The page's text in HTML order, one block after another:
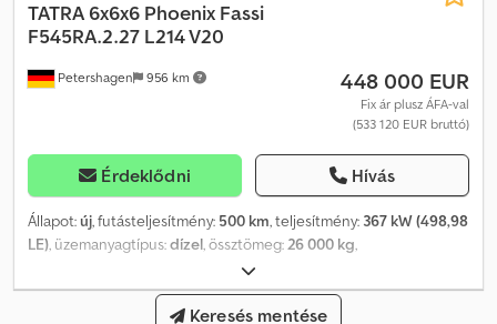
Woodcracker CS590 flexHead³ * Max. vágási átmérő: kb. 60 cm *
Volvo S40 csatlakozással További információkkal szívesen állunk
Petershagen 956 km
TATRA 6x6x6 Phoenix Fassi
F545RA.2.27 L214 V20
448 000 EUR
Fix ár plusz ÁFA-val
(533 120 EUR bruttó)
Érdeklődni Hívás
Állapot:új, futásteljesítmény: 500 km, teljesítmény: 367 kW (498,98
LE), üzemanyagtípus:dízel, össztömeg:26 000 kg,
, fékek:
hajtástípus:automata, Gyártási év:2025, Felszereltség:ABS, daru,
elektronikus stabilitásprogram (ESP), koromszűrő,
Keresés mentése